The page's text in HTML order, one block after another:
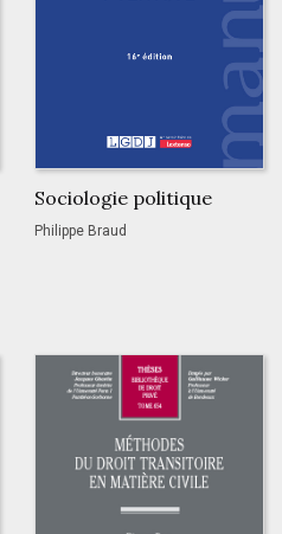
Sociologie politique
Philippe Braud